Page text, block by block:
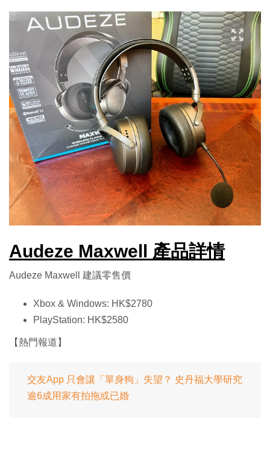
Audeze Maxwell 產品詳情
Audeze Maxwell 建議零售價
Xbox & Windows: HK$2780
PlayStation: HK$2580
【熱門報道】
交友App 只會讓「單身狗」失望？ 史丹福大學研究
逾6成用家有拍拖或已婚